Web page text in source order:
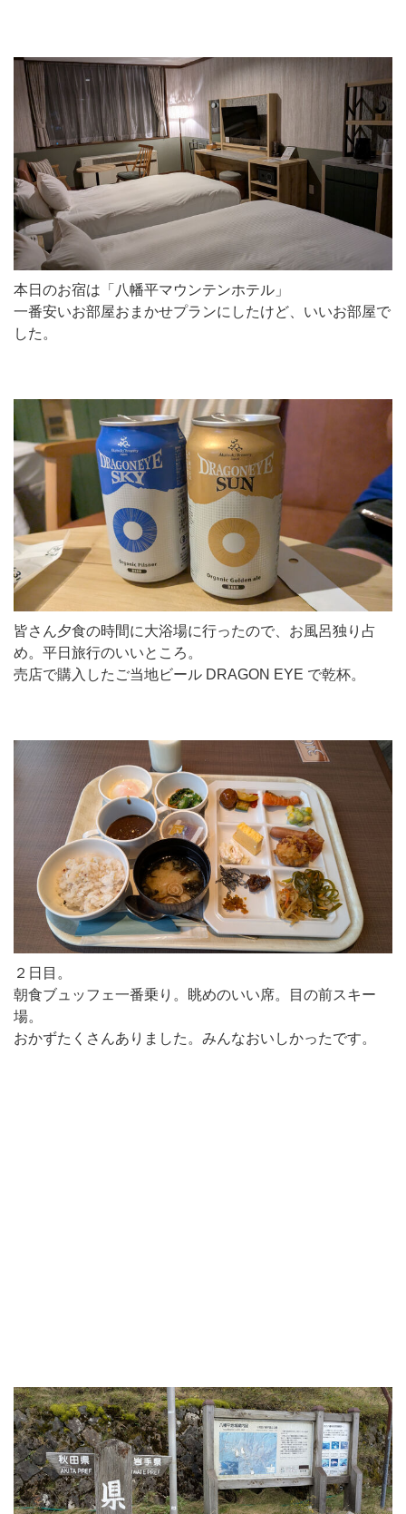
本日のお宿は「八幡平マウンテンホテル」
一番安いお部屋おまかせプランにしたけど、いいお部屋で
した。
皆さん夕食の時間に大浴場に行ったので、お風呂独り占
め。平日旅行のいいところ。
売店で購入したご当地ビール DRAGON EYE で乾杯。
２日目。
朝食ブュッフェ一番乗り。眺めのいい席。目の前スキー
場。
おかずたくさんありました。みんなおいしかったです。